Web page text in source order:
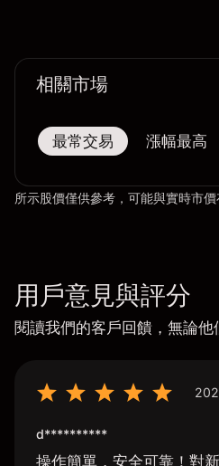
相關市場
最常交易 漲幅最高
所示股價僅供參考，可能與實時市價
用戶意見與評分
閱讀我們的客戶回饋，無論他
d**********
操作簡單，安全可靠！對